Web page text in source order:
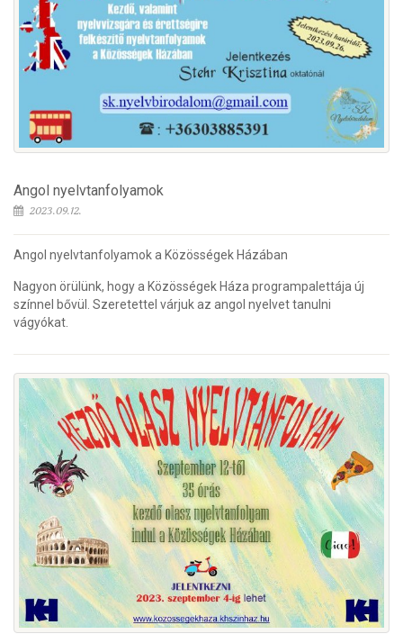
Angol nyelvtanfolyamok
2023.09.12.
Angol nyelvtanfolyamok a Közösségek Házában
Nagyon örülünk, hogy a Közösségek Háza programpalettája új
színnel bővül. Szeretettel várjuk az angol nyelvet tanulni
vágyókat.